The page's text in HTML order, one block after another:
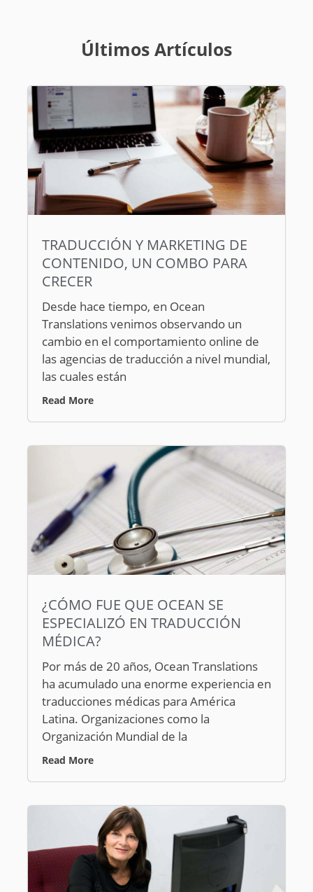
Últimos Artículos
TRADUCCIÓN Y MARKETING DE
CONTENIDO, UN COMBO PARA
CRECER
Desde hace tiempo, en Ocean
Translations venimos observando un
cambio en el comportamiento online de
las agencias de traducción a nivel mundial,
las cuales están
Read More
¿CÓMO FUE QUE OCEAN SE
ESPECIALIZÓ EN TRADUCCIÓN
MÉDICA?
Por más de 20 años, Ocean Translations
ha acumulado una enorme experiencia en
traducciones médicas para América
Latina. Organizaciones como la
Organización Mundial de la
Read More